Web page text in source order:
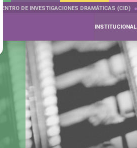
CENTRO DE INVESTIGACIONES DRAMÁTICAS (CID)
INSTITUCIONAL